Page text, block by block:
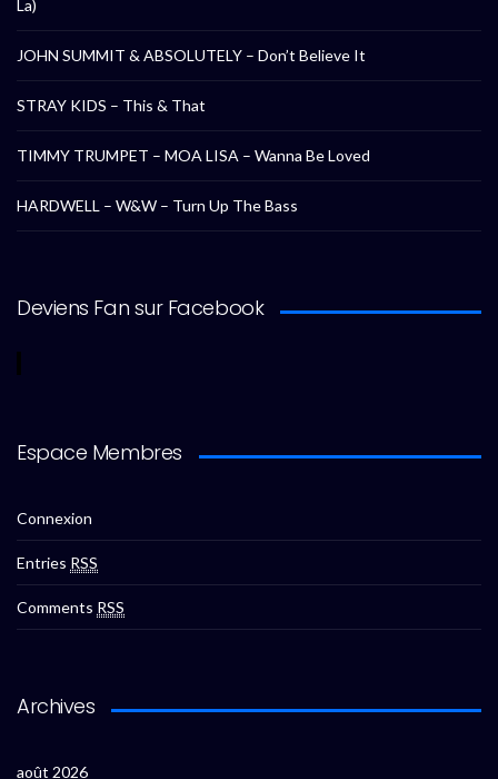
La)
JOHN SUMMIT & ABSOLUTELY – Don’t Believe It
STRAY KIDS – This & That
TIMMY TRUMPET – MOA LISA – Wanna Be Loved
HARDWELL – W&W – Turn Up The Bass
Deviens Fan sur Facebook
Espace Membres
Connexion
Entries RSS
Comments RSS
Archives
août 2026